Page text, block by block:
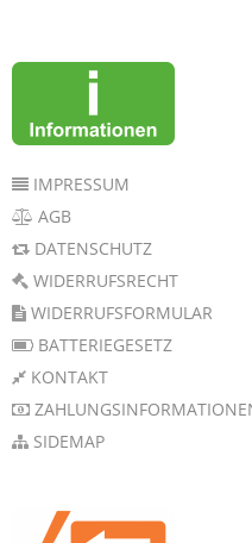
IMPRESSUM
AGB
DATENSCHUTZ
WIDERRUFSRECHT
WIDERRUFSFORMULAR
BATTERIEGESETZ
KONTAKT
SIDEMAP